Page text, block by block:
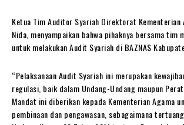
Ketua Tim Auditor Syariah Direktorat Kementerian
Nida, menyampaikan bahwa pihaknya bersama tim
untuk melakukan Audit Syariah di BAZNAS
“Pelaksanaan Audit Syariah ini merupakan
regulasi, baik dalam Undang-Undang maupun
Mandat ini diberikan kepada Kementerian Agama
pembinaan dan pengawasan, sebagaimana